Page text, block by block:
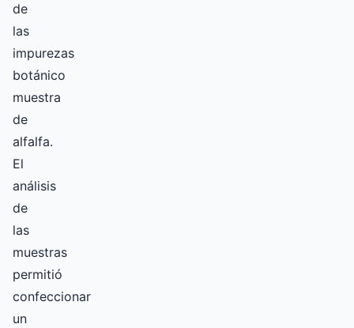
de
las
impurezas
botánico
muestra
de
alfalfa.
El
análisis
de
las
muestras
permitió
confeccionar
un